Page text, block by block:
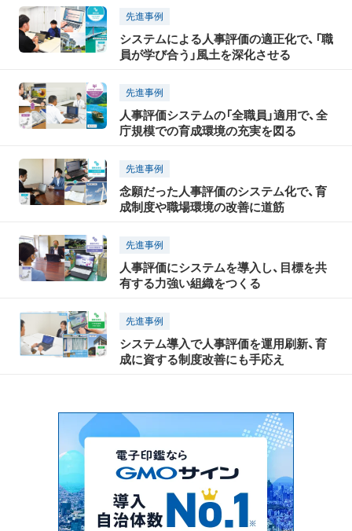
先進事例
システムによる人事評価の適正化で、「職
員が学び合う」風土を深化させる
先進事例
人事評価システムの「全職員」適用で、全
庁規模での育成環境の充実を図る
先進事例
念願だった人事評価のシステム化で、育
成制度や職場環境の改善に道筋
先進事例
人事評価にシステムを導入し、目標を共
有する力強い組織をつくる
先進事例
システム導入で人事評価を運用刷新、育
成に資する制度改善にも手応え